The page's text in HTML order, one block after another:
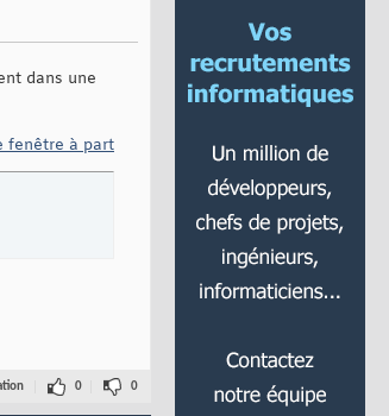
dans une
fenêtre à part
0 0